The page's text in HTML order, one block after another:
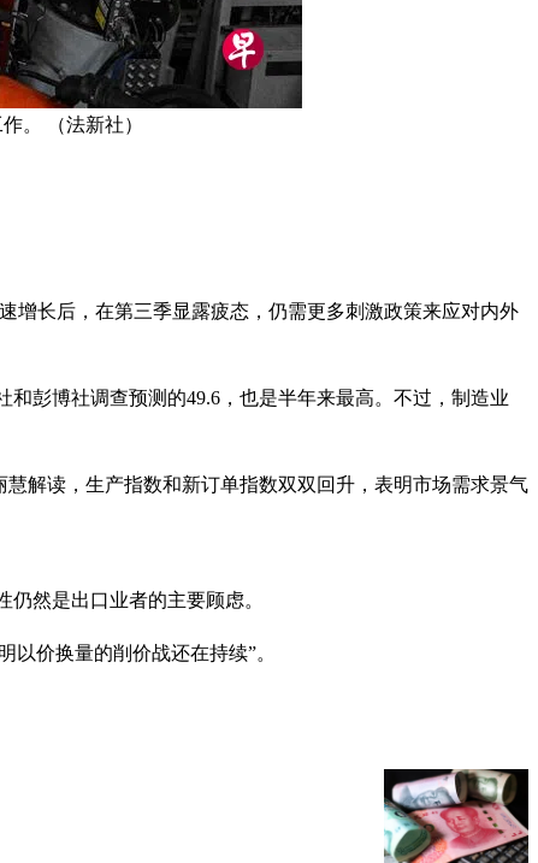
。 （法新社）
增长后，在第三季显露疲态，仍需更多刺激政策来应对内外
彭博社调查预测的49.6，也是半年来最高。不过，制造业
解读，生产指数和新订单指数双双回升，表明市场需求景气
然是出口业者的主要顾虑。
价换量的削价战还在持续”。